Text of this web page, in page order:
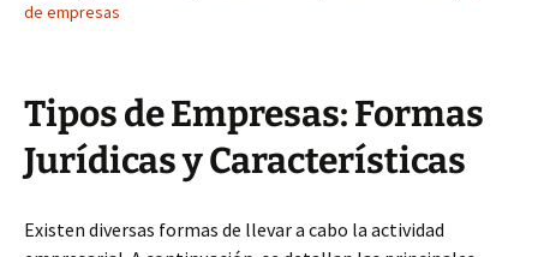
de empresas
Tipos de Empresas: Formas
Jurídicas y Características
Existen diversas formas de llevar a cabo la actividad